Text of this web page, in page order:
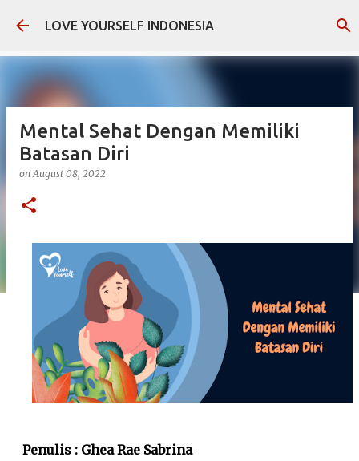
Skip to main content
LOVE YOURSELF INDONESIA
Mental Sehat Dengan Memiliki
Batasan Diri
onAugust 08, 2022
Penulis : Ghea Rae Sabrina